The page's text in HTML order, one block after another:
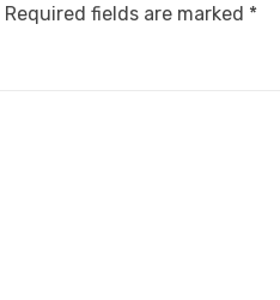
Required fields are marked *